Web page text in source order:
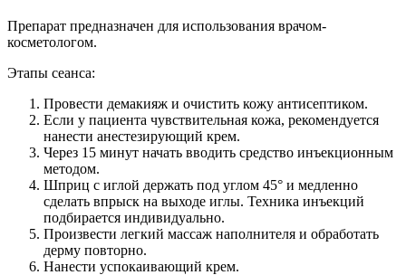
Препарат предназначен для использования врачом-
косметологом.
Этапы сеанса:
Провести демакияж и очистить кожу антисептиком.
Если у пациента чувствительная кожа, рекомендуется
нанести анестезирующий крем.
Через 15 минут начать вводить средство инъекционным
методом.
Шприц с иглой держать под углом 45° и медленно
сделать впрыск на выходе иглы. Техника инъекций
подбирается индивидуально.
Произвести легкий массаж наполнителя и обработать
дерму повторно.
Нанести успокаивающий крем.